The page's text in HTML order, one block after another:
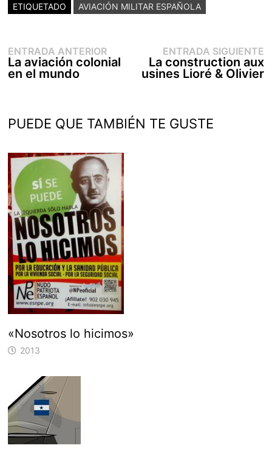
ETIQUETADO AVIACIÓN MILITAR ESPAÑOLA
Navegación
de
entradas
ENTRADA ANTERIOREntrada
anterior:
La aviación colonial
en el mundo
ENTRADA SIGUIENTE
La construction aux
usines Lioré & Olivier
PUEDE QUE TAMBIÉN TE GUSTE
«Nosotros lo hicimos»
2013